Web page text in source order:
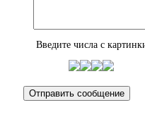
Введите числа с